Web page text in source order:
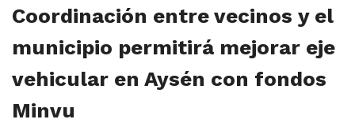
Coordinación entre vecinos y el
municipio permitirá mejorar eje
vehicular en Aysén con fondos
Minvu